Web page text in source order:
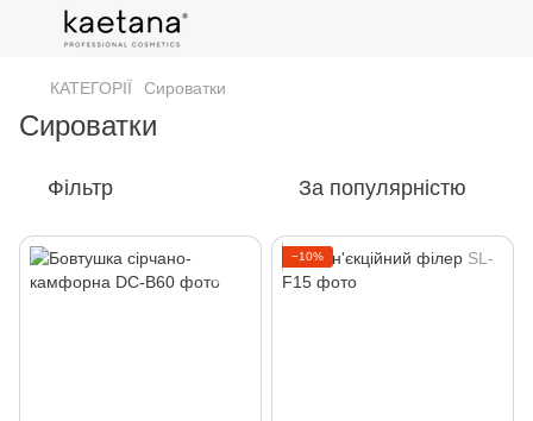
КАТЕГОРІЇ Сироватки
Сироватки
Фільтр За популярністю
−10%